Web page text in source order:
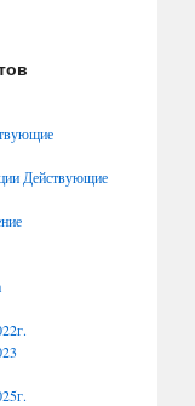
Действующие